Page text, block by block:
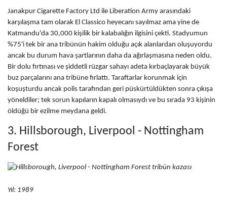
Janakpur Cigarette Factory Ltd ile Liberation Army arasındaki
karşılaşma tam olarak El Classico heyecanı sayılmaz ama yine de
Katmandu'da 30,000 kişilik bir kalabalığın ilgisini çekti. Stadyumun
%75'i tek bir ana tribünün hakim olduğu açık alanlardan oluşuyordu
ancak bu durum hava şartlarının daha da ağırlaşmasına neden oldu.
Bir dolu fırtınası ve şiddetli rüzgar sahayı adeta kırbaçlayarak büyük
buz parçalarını ana tribüne fırlattı. Taraftarlar korunmak için
koşuşturdu ancak polis tarafından geri püskürtüldükten sonra çıkışa
yöneldiler; tek sorun kapıların kapalı olmasıydı ve bu sırada 93 kişinin
öldüğü bir ezilme meydana geldi.
3. Hillsborough, Liverpool - Nottingham
Forest
Yıl: 1989